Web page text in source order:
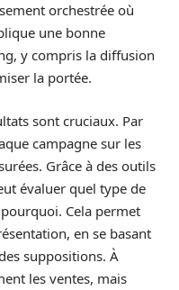
orchestrée où
une bonne
y compris la diffusion
la portée.
sont cruciaux. Par
campagne sur les
Grâce à des outils
évaluer quel type de
Cela permet
en se basant
suppositions. À
les ventes, mais